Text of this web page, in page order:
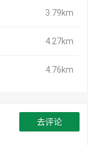
3.79km
4.27km
4.76km
去评论